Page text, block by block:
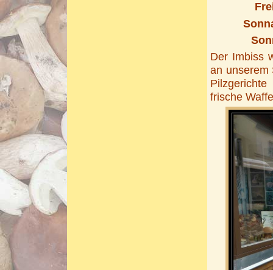
Der Imbiss
an unserem
frische